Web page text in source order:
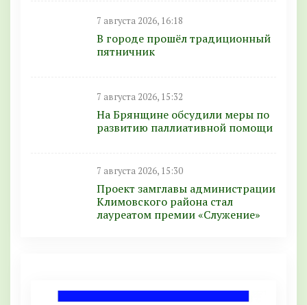
7 августа 2026, 16:18
В городе прошёл традиционный
пятничник
7 августа 2026, 15:32
На Брянщине обсудили меры по
развитию паллиативной помощи
7 августа 2026, 15:30
Проект замглавы администрации
Климовского района стал
лауреатом премии «Служение»